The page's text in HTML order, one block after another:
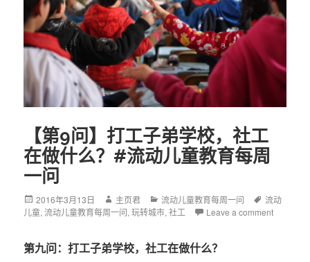
【第9问】打工子弟学校，社工
在做什么？#流动儿童教育每周
一问
Posted
on
2016年3月13日 Author
主页君 Categories
流动儿童教育每周一问 Tags
流动
儿童,流动儿童教育每周一问,玩转城市,社工 Leave a comment
第九问：打工子弟学校，社工在做什么？